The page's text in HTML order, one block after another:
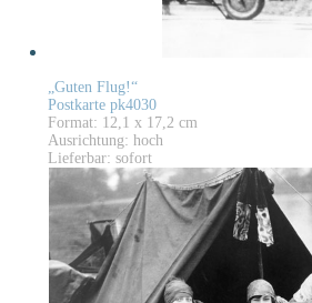
„Guten Flug!“
Postkarte pk4030
Format: 12,1 x 17,2 cm
Ausrichtung: hoch
Lieferbar: sofort